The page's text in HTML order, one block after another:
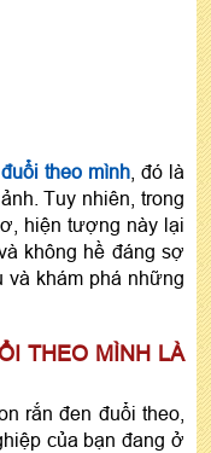
theo mình, đó là
Tuy nhiên, trong
hiện tượng này lại
không hề đáng sợ
và khám phá những
THEO MÌNH LÀ
rắn đen đuổi theo,
của bạn đang ở